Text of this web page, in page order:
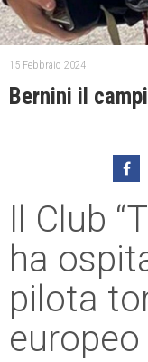
15 Febbraio 2024
Bernini il
Il Club
ha
pilota